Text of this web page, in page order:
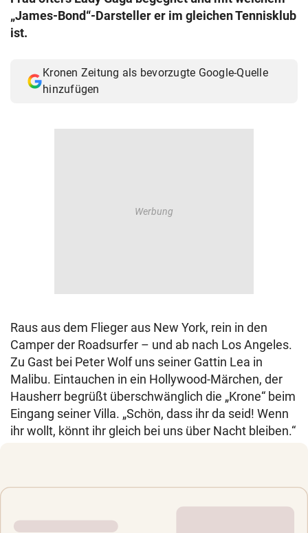
„James-Bond“-Darsteller er im gleichen Tennisklub
ist.
Kronen Zeitung als bevorzugte Google-Quelle
hinzufügen
Raus aus dem Flieger aus New York, rein in den
Camper der Roadsurfer – und ab nach Los Angeles.
Zu Gast bei Peter Wolf uns seiner Gattin Lea in
Malibu. Eintauchen in ein Hollywood-Märchen, der
Hausherr begrüßt überschwänglich die „Krone“ beim
Eingang seiner Villa. „Schön, dass ihr da seid! Wenn
ihr wollt, könnt ihr gleich bei uns über Nacht bleiben.“